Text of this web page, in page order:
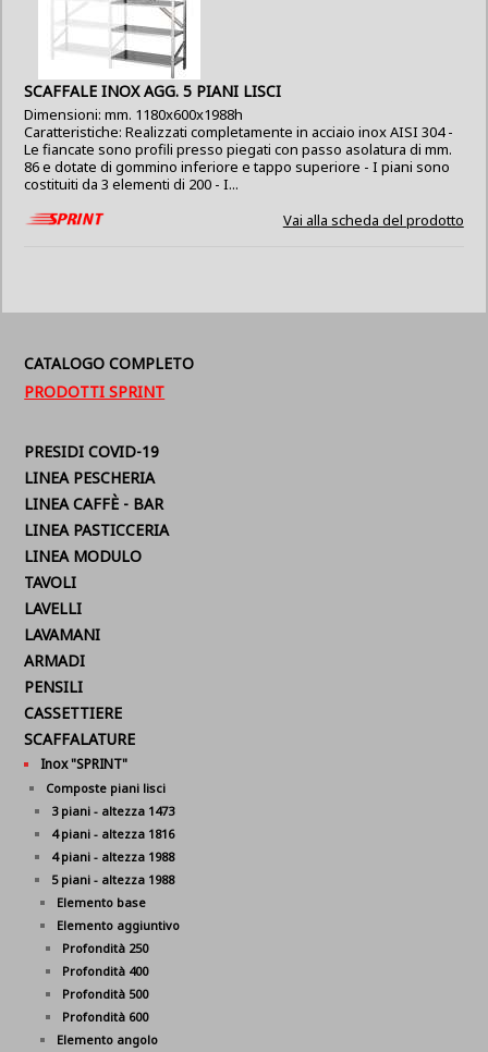
SCAFFALE INOX AGG. 5 PIANI LISCI
Dimensioni: mm. 1180x600x1988h
Caratteristiche: Realizzati completamente in acciaio inox AISI 304 -
Le fiancate sono profili presso piegati con passo asolatura di mm.
86 e dotate di gommino inferiore e tappo superiore - I piani sono
costituiti da 3 elementi di 200 - I...
Vai alla scheda del prodotto
CATALOGO COMPLETO
PRODOTTI SPRINT
PRESIDI COVID-19
LINEA PESCHERIA
LINEA CAFFÈ - BAR
LINEA PASTICCERIA
LINEA MODULO
TAVOLI
LAVELLI
LAVAMANI
ARMADI
PENSILI
CASSETTIERE
SCAFFALATURE
Inox "SPRINT"
Composte piani lisci
3 piani - altezza 1473
4 piani - altezza 1816
4 piani - altezza 1988
5 piani - altezza 1988
Elemento base
Elemento aggiuntivo
Profondità 250
Profondità 400
Profondità 500
Profondità 600
Elemento angolo